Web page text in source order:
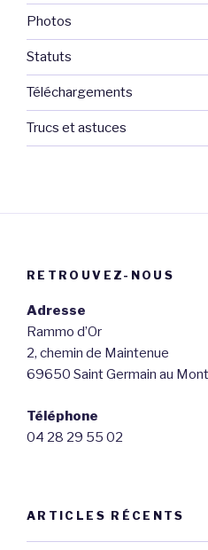
Photos
Statuts
Téléchargements
Trucs et astuces
RETROUVEZ-NOUS
Adresse
Rammo d’Or
2, chemin de Maintenue
69650 Saint Germain au Mont
Téléphone
04 28 29 55 02
ARTICLES RÉCENTS